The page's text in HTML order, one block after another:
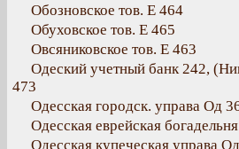
Обозновское тов. Е 464
Обуховское тов. Е 465
Овсяниковское тов. Е 463
Одеский учетный банк 242,
473
Одесская городск. управа Од
Одесская еврейская
Одесская купеческая управа